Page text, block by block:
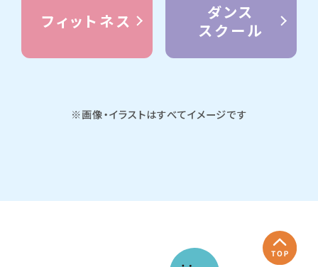
フィットネス
ダンス
スクール
※画像・イラストはすべてイメージです